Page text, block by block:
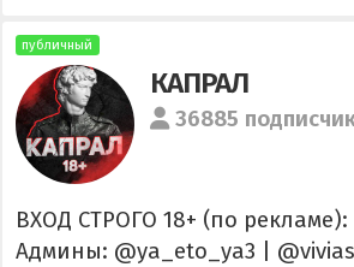
публичный
КАПРАЛ
36885
ВХОД СТРОГО 18+ (по
Админы: @ya_eto_ya3 |